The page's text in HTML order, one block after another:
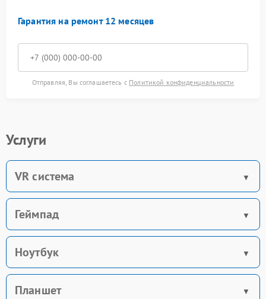
Гарантия на ремонт 12 месяцев
Отправляя, Вы соглашаетесь с Политикой конфиденциальности
Услуги
VR система
Геймпад
Ноутбук
Планшет